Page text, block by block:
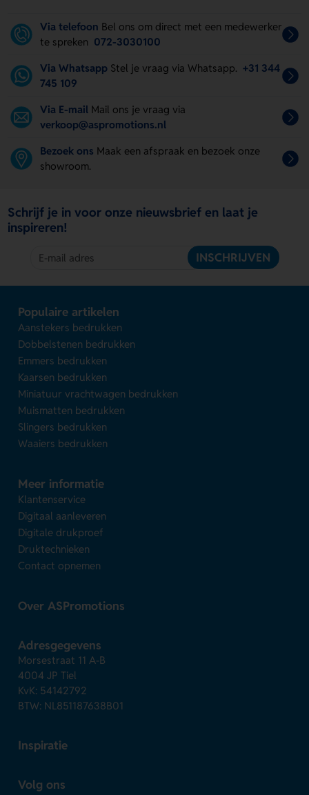
Via telefoon Bel ons om direct met een medewerker
te spreken 072-3030100
Via Whatsapp Stel je vraag via Whatsapp. +31 344
745 109
Via E-mail Mail ons je vraag via
verkoop@aspromotions.nl
Bezoek ons Maak een afspraak en bezoek onze
showroom.
Schrijf je in voor onze nieuwsbrief en laat je
inspireren!
INSCHRIJVEN
Populaire artikelen
Aanstekers bedrukken
Dobbelstenen bedrukken
Emmers bedrukken
Kaarsen bedrukken
Miniatuur vrachtwagen bedrukken
Muismatten bedrukken
Slingers bedrukken
Waaiers bedrukken
Meer informatie
Klantenservice
Digitaal aanleveren
Digitale drukproef
Druktechnieken
Contact opnemen
Over ASPromotions
Adresgegevens
Morsestraat 11 A-B
4004 JP Tiel
KvK: 54142792
BTW: NL851187638B01
Inspiratie
Volg ons